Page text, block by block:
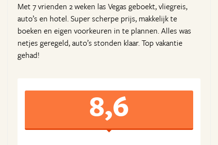
Met 7 vrienden 2 weken las Vegas geboekt, vliegreis,
auto’s en hotel. Super scherpe prijs, makkelijk te
boeken en eigen voorkeuren in te plannen. Alles was
netjes geregeld, auto’s stonden klaar. Top vakantie
gehad!
8,6